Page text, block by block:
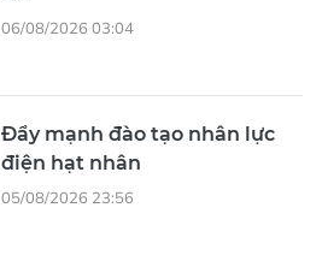
06/08/2026 03:04
Đẩy mạnh đào tạo nhân lực
điện hạt nhân
05/08/2026 23:56